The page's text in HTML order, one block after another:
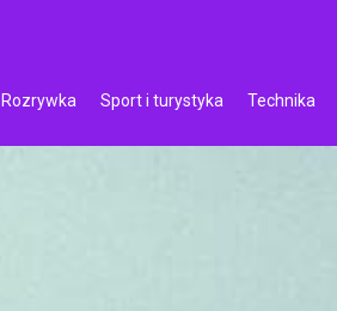
Rozrywka Sport i turystyka
Technika